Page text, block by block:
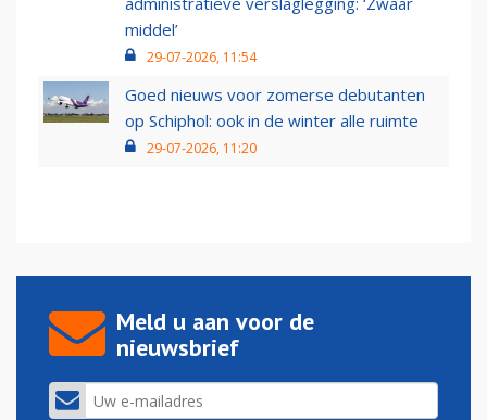
middel’
29-07-2026, 11:54
Goed nieuws voor zomerse debutanten
op Schiphol: ook in de winter alle ruimte
29-07-2026, 11:20
Meld u aan voor de
nieuwsbrief